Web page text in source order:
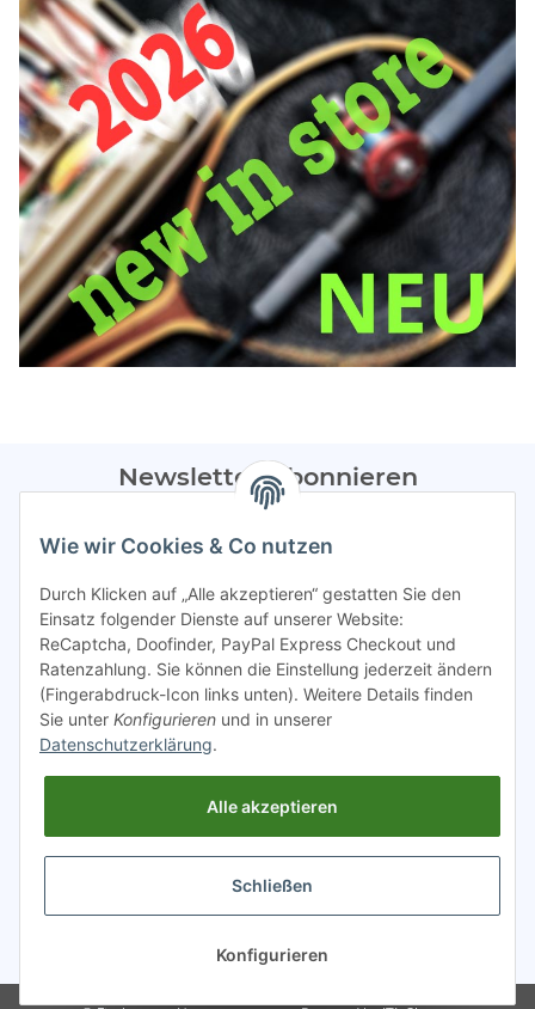
Newsletter Abonnieren
Bitte sendet mir entsprechend eurer
regelmäßig Infos zu euren Aktionen per E-Mail zu.
Abonnieren
Spamschutz aktiv
Gesetzliche Informationen
* Alle Preise inkl. gesetzlicher USt.
Wie wir Cookies & Co nutzen
Durch Klicken auf „Alle akzeptieren“ gestatten Sie den
Einsatz folgender Dienste auf unserer Website:
ReCaptcha, Doofinder, PayPal Express Checkout und
Ratenzahlung. Sie können die Einstellung jederzeit ändern
(Fingerabdruck-Icon links unten). Weitere Details finden
Sie unter Konfigurieren und in unserer
Datenschutzerklärung.
Alle akzeptieren
Schließen
Konfigurieren